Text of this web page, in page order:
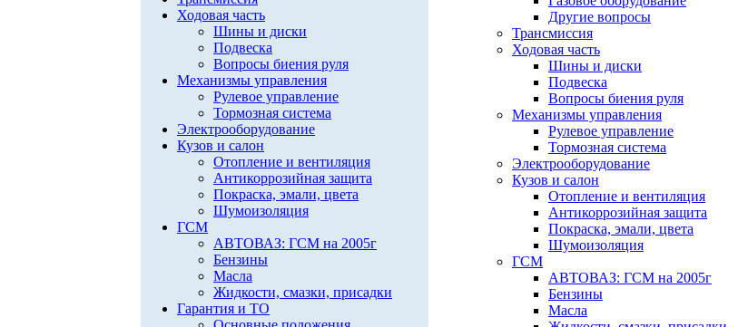
Ходовая часть
Шины и диски
Подвеска
Вопросы биения руля
Механизмы управления
Рулевое управление
Тормозная система
Электрооборудование
Кузов и салон
Отопление и вентиляция
Антикоррозийная защита
Покраска, эмали, цвета
Шумоизоляция
ГСМ
АВТОВАЗ: ГСМ на 2005г
Бензины
Масла
Жидкости, смазки, присадки
Гарантия и ТО
Другие вопросы
Трансмиссия
Ходовая часть
Шины и диски
Подвеска
Вопросы биения руля
Механизмы управления
Рулевое управление
Тормозная система
Электрооборудование
Кузов и салон
Отопление и вентиляция
Антикоррозийная защита
Покраска, эмали, цвета
Шумоизоляция
ГСМ
АВТОВАЗ: ГСМ на 2005г
Бензины
Масла